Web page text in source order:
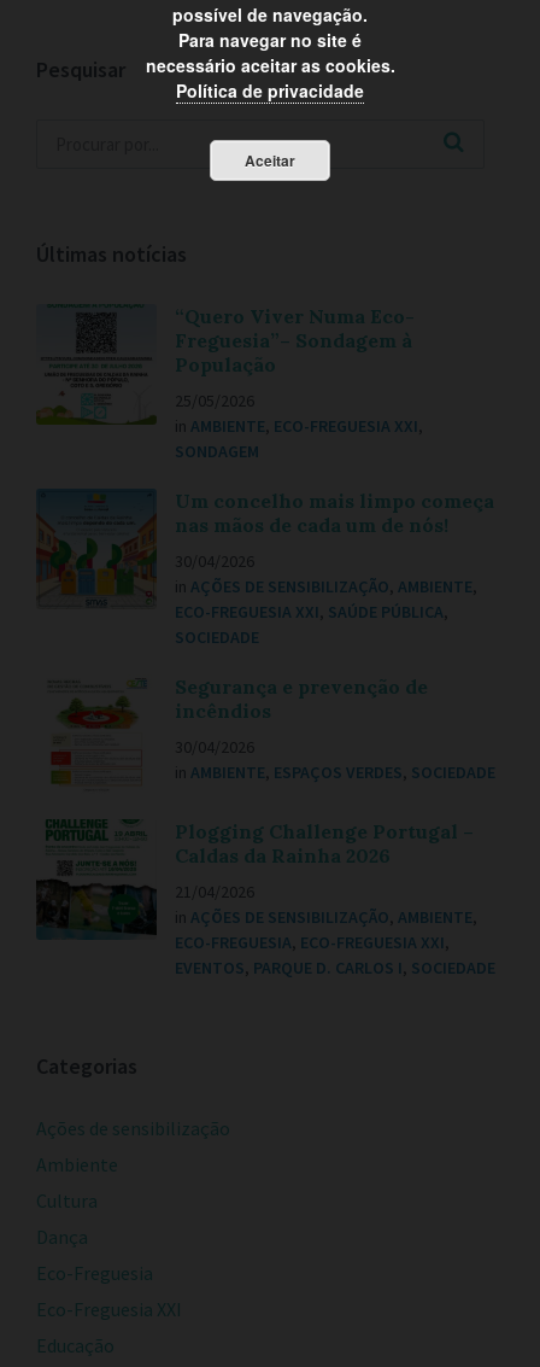
Pesquisar
Últimas notícias
“Quero Viver Numa Eco-
Freguesia”– Sondagem à
População
25/05/2026
in AMBIENTE, ECO-FREGUESIA XXI ,
SONDAGEM
Um concelho mais limpo começa
nas mãos de cada um de nós!
30/04/2026
in AÇÕES DE SENSIBILIZAÇÃO, AMBIENTE,
ECO-FREGUESIA XXI , SAÚDE PÚBLICA,
SOCIEDADE
Segurança e prevenção de
incêndios
30/04/2026
in AMBIENTE, ESPAÇOS VERDES, SOCIEDADE
Plogging Challenge Portugal –
Caldas da Rainha 2026
21/04/2026
in AÇÕES DE SENSIBILIZAÇÃO, AMBIENTE,
ECO-FREGUESIA, ECO-FREGUESIA XXI ,
EVENTOS, PARQUE D. CARLOS I , SOCIEDADE
Categorias
Ações de sensibilização
Ambiente
Cultura
Dança
Eco-Freguesia
Eco-Freguesia XXI
Educação
possível de navegação.
Para navegar no site é
necessário aceitar as cookies.
Política de privacidade
Aceitar